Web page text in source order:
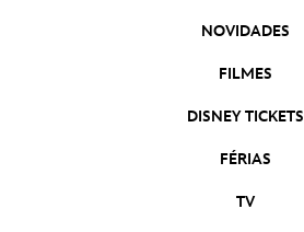
NOVIDADES
FILMES
DISNEY TICKETS
FÉRIAS
TV